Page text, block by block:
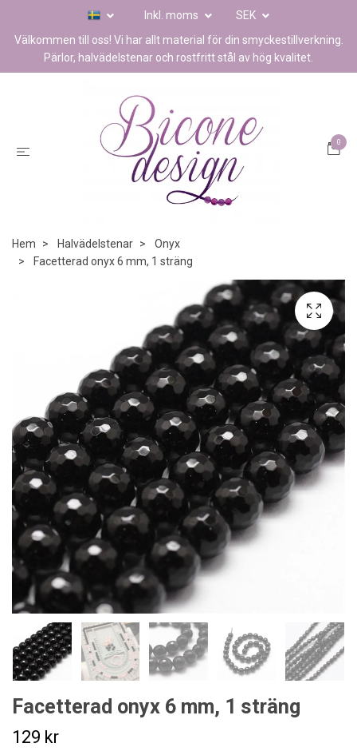
Inkl. moms
SEK
Välkommen till oss! Vi har allt material för din smyckestillverkning.
Pärlor, halvädelstenar och rostfritt stål av hög kvalitet.
0
Hem Halvädelstenar
Onyx
Facetterad onyx 6 mm, 1 sträng
Facetterad onyx 6 mm, 1 sträng
129 kr